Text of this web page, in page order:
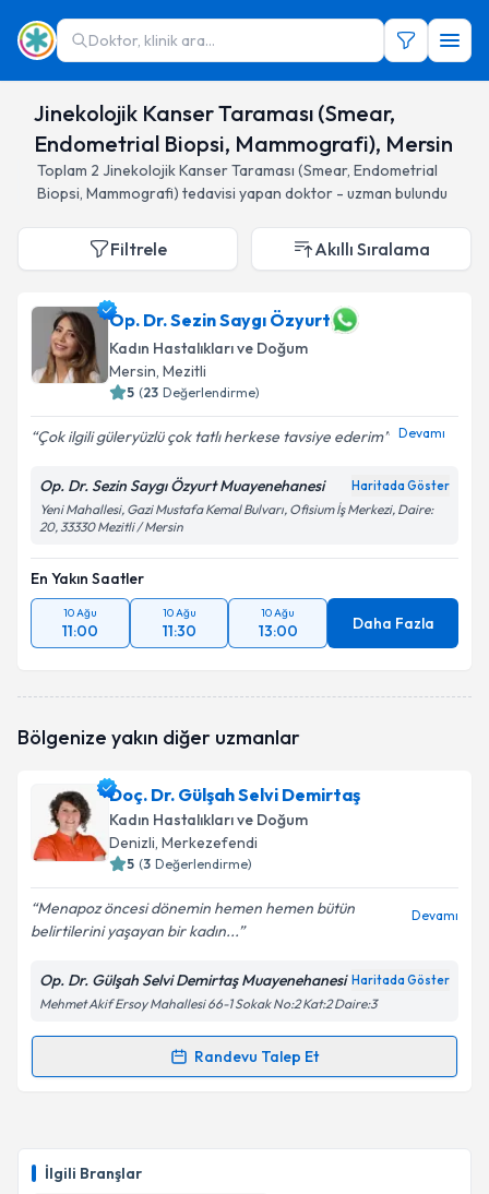
Doktor, klinik ara...
Jinekolojik Kanser Taraması (Smear,
Endometrial Biopsi, Mammografi), Mersin
Toplam 2 Jinekolojik Kanser Taraması (Smear, Endometrial
Biopsi, Mammografi) tedavisi yapan doktor - uzman bulundu
İlgili Branşlar
Filtrele Akıllı Sıralama
Op. Dr. Sezin Saygı Özyurt
Kadın Hastalıkları ve Doğum
Mersin, Mezitli
5 (23 Değerlendirme)
Çok ilgili güleryüzlü çok tatlı herkese tavsiye ederim Devamı
Op. Dr. Sezin Saygı Özyurt Muayenehanesi Haritada Göster
Yeni Mahallesi, Gazi Mustafa Kemal Bulvarı, Ofisium İş Merkezi, Daire:
20, 33330 Mezitli / Mersin
En Yakın Saatler
10 Ağu
11:00
10 Ağu
11:30
10 Ağu
13:00 Daha Fazla
Bölgenize yakın diğer uzmanlar
Doç. Dr. Gülşah Selvi Demirtaş
Kadın Hastalıkları ve Doğum
Denizli, Merkezefendi
5 (3 Değerlendirme)
Menapoz öncesi dönemin hemen hemen bütün
belirtilerini yaşayan bir kadın...
Devamı
Op. Dr. Gülşah Selvi Demirtaş Muayenehanesi Haritada Göster
Mehmet Akif Ersoy Mahallesi 66-1 Sokak No:2 Kat:2 Daire:3
Randevu Talep Et
Randevu Takvimi Talebi
için bir takvim hazırlandığında e-posta ile